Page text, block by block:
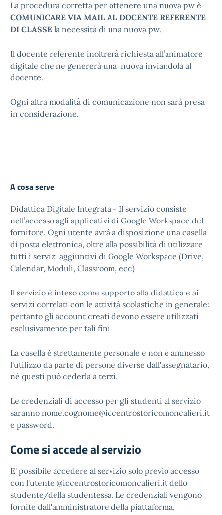
La procedura corretta per ottenere una nuova pw è
COMUNICARE VIA MAIL AL DOCENTE REFERENTE
DI CLASSE la necessità di una nuova pw.
Il docente referente inoltrerà richiesta all’animatore
digitale che ne genererà una nuova inviandola al
docente.
Ogni altra modalità di comunicazione non sarà presa
in considerazione.
A cosa serve
Didattica Digitale Integrata - Il servizio consiste
nell’accesso agli applicativi di Google Workspace del
fornitore. Ogni utente avrà a disposizione una casella
di posta elettronica, oltre alla possibilità di utilizzare
tutti i servizi aggiuntivi di Google Workspace (Drive,
Calendar, Moduli, Classroom, ecc)
Il servizio è inteso come supporto alla didattica e ai
servizi correlati con le attività scolastiche in generale:
pertanto gli account creati devono essere utilizzati
esclusivamente per tali fini.
La casella è strettamente personale e non è ammesso
l'utilizzo da parte di persone diverse dall'assegnatario,
né questi può cederla a terzi.
Le credenziali di accesso per gli studenti al servizio
saranno nome.cognome@iccentrostoricomoncalieri.it
e password.
Come si accede al servizio
E' possibile accedere al servizio solo previo accesso
con l'utente @iccentrostoricomoncalieri.it dello
studente/della studentessa. Le credenziali vengono
fornite dall'amministratore della piattaforma,